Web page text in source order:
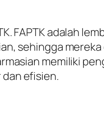
FAPTK adalah
sehingga
memiliki
efisien.